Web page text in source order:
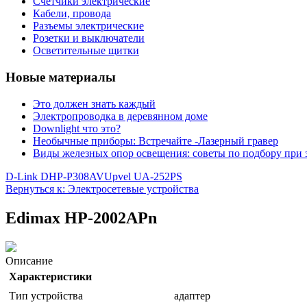
Кабели, провода
Разъемы электрические
Розетки и выключатели
Осветительные щитки
Новые материалы
Это должен знать каждый
Электропроводка в деревянном доме
Downlight что это?
Необычные приборы: Встречайте -Лазерный гравер
Виды железных опор освещения: советы по подбору при
D-Link DHP-P308AVUpvel UA-252PS
Вернуться к: Электросетевые устройства
Edimax HP-2002APn
Описание
Характеристики
Тип устройства
адаптер